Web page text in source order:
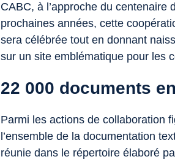
CABC, à l’approche du centenaire
prochaines années, cette
sera célébrée tout en donnant
sur un site emblématique pour les
22 000 documents
Parmi les actions de collaboration
l’ensemble de la documentation
réunie dans le répertoire élaboré